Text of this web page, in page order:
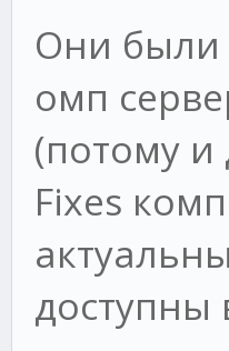
Они были
омп
(потому и
Fixes
доступны